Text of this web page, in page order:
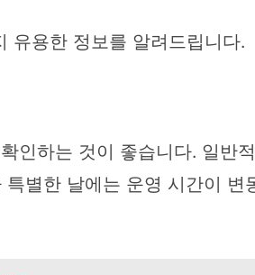
유용한 정보를 알려드립니다.
인하는 것이 좋습니다. 일반
별한 날에는 운영 시간이